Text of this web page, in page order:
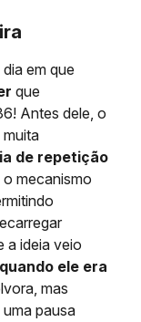
em que
que
Antes dele, o
de repetição
o mecanismo
a ideia veio
ele era
mas
pausa